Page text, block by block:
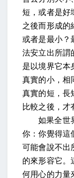
短，或者是好
之後而形成的
或者是最小？
法安立出所謂
是以境界它本
真實的小，相
真實的短，長
比較之後，才
如果全世
你：你覺得這
可能會說不出
的來形容它。
何用心的力量